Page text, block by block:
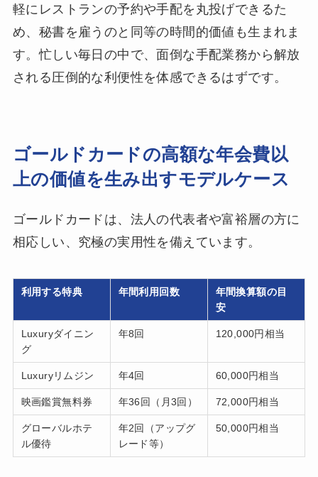
軽にレストランの予約や手配を丸投げできるた
め、秘書を雇うのと同等の時間的価値も生まれま
す。忙しい毎日の中で、面倒な手配業務から解放
される圧倒的な利便性を体感できるはずです。
ゴールドカードの高額な年会費以
上の価値を生み出すモデルケース
ゴールドカードは、法人の代表者や富裕層の方に
相応しい、究極の実用性を備えています。
利用する特典 年間利用回数
年間換算額の目
安
Luxuryダイニン
グ
年8回 120,000円相当
Luxuryリムジン 年4回 60,000円相当
映画鑑賞無料券 年36回（月3回） 72,000円相当
グローバルホテ
ル優待
年2回（アップグ
レード等）
50,000円相当